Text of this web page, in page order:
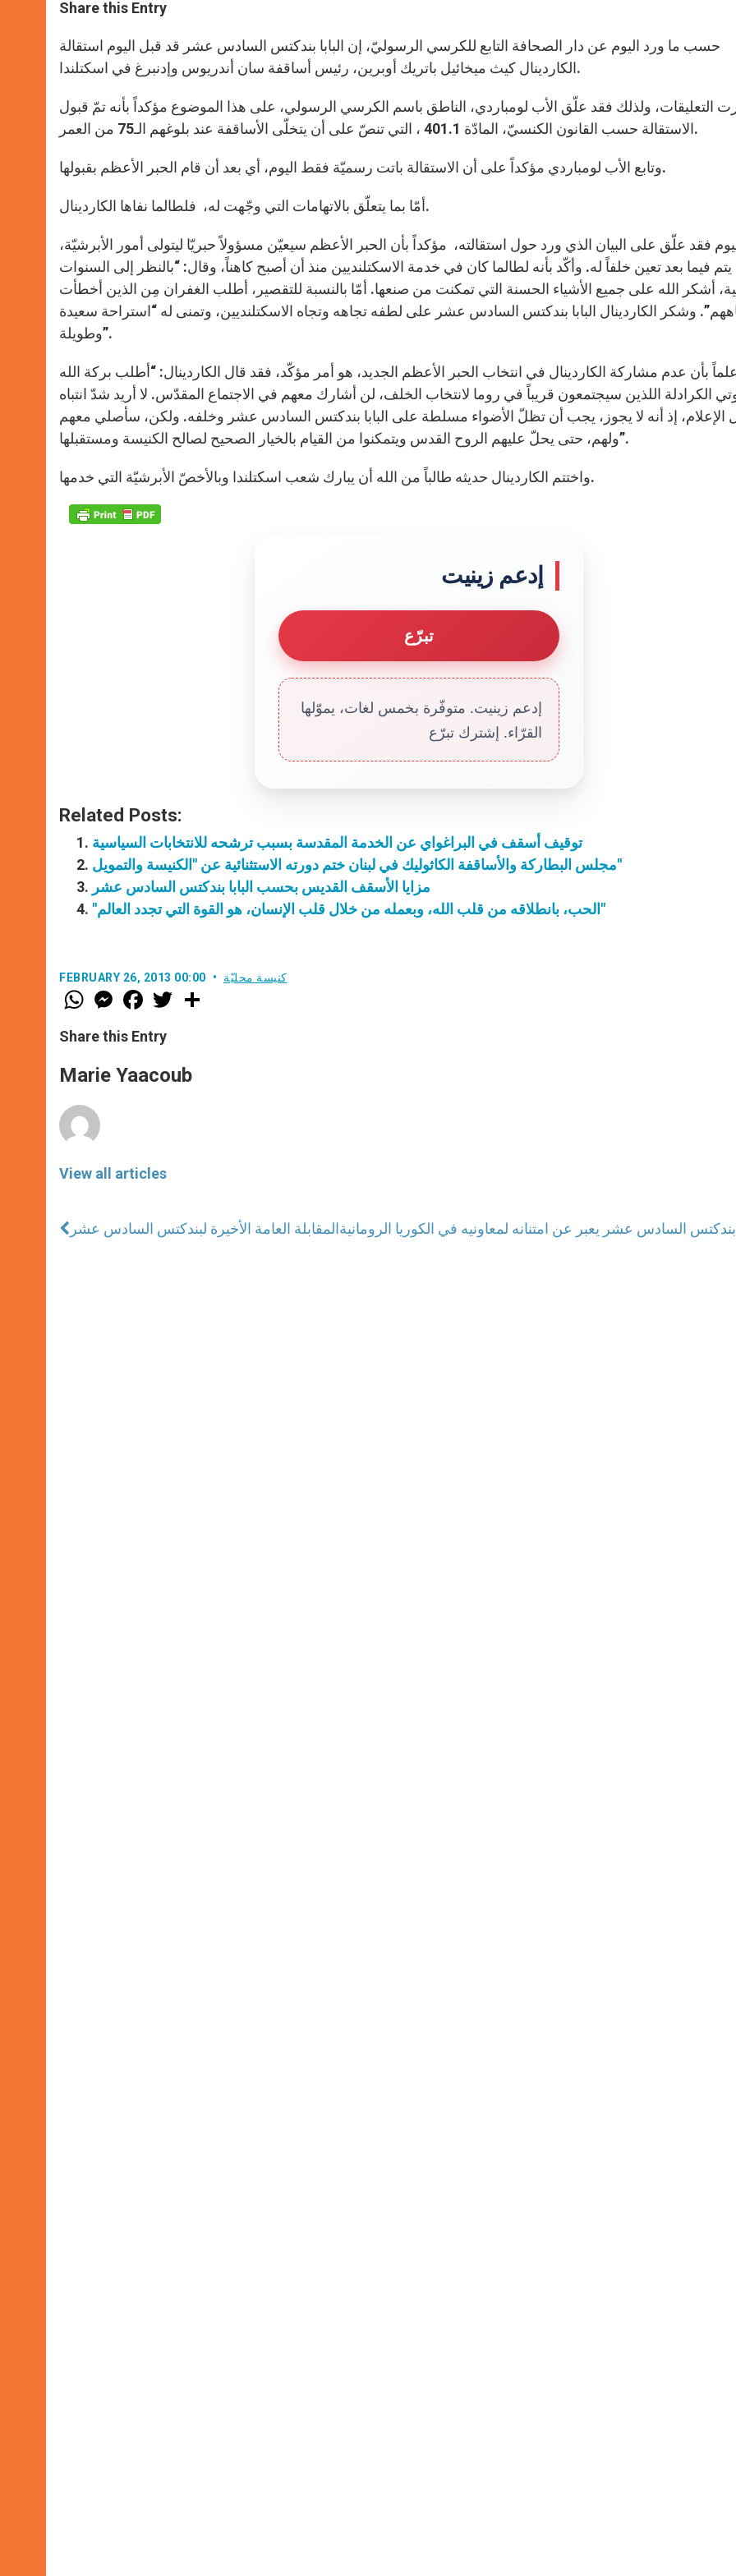
s
p
p
e
g
e
r
b
o
k
r
Share this Entry
حسب ما ورد اليوم عن دار الصحافة التابع للكرسي الرسوليّ، إن البابا بندكتس السادس عشر قد قبل اليوم استقالة
الكاردينال كيث ميخائيل باتريك أوبرين، رئيس أساقفة سان أندريوس وإدنبرغ في اسكتلندا.
التعليقات، ولذلك فقد علّق الأب لومباردي، الناطق باسم الكرسي الرسولي، على هذا الموضوع مؤكداً بأنه تمّ قبول
الاستقالة حسب القانون الكنسيّ، المادّة 401.1 ، التي تنصّ على أن يتخلّى الأساقفة عند بلوغهم الـ75 من العمر.
وتابع الأب لومباردي مؤكداً على أن الاستقالة باتت رسميّة فقط اليوم، أي بعد أن قام الحبر الأعظم بقبولها.
أمّا بما يتعلّق بالاتهامات التي وجّهت له، فلطالما نفاها الكاردينال.
فقد علّق على البيان الذي ورد حول استقالته، مؤكداً بأن الحبر الأعظم سيعيّن مسؤولاً حبريّا ليتولى أمور الأبرشيّة،
فيما بعد تعين خلفاً له. وأكّد بأنه لطالما كان في خدمة الاسكتلنديين منذ أن أصبح كاهناً، وقال: “بالنظر إلى السنوات
أشكر الله على جميع الأشياء الحسنة التي تمكنت من صنعها. أمّا بالنسبة للتقصير، أطلب الغفران مِن الذين أخطأت
وشكر الكاردينال البابا بندكتس السادس عشر على لطفه تجاهه وتجاه الاسكتلنديين، وتمنى له “استراحة سعيدة
وطويلة”.
بأن عدم مشاركة الكاردينال في انتخاب الحبر الأعظم الجديد، هو أمر مؤكّد، فقد قال الكاردينال: “أطلب بركة الله
الكرادلة اللذين سيجتمعون قريباً في روما لانتخاب الخلف، لن أشارك معهم في الاجتماع المقدّس. لا أريد شدّ انتباه
الإعلام، إذ أنه لا يجوز، يجب أن تظلّ الأضواء مسلطة على البابا بندكتس السادس عشر وخلفه. ولكن، سأصلي معهم
ولهم، حتى يحلّ عليهم الروح القدس ويتمكنوا من القيام بالخيار الصحيح لصالح الكنيسة ومستقبلها”.
واختتم الكاردينال حديثه طالباً من الله أن يبارك شعب اسكتلندا وبالأخصّ الأبرشيّة التي خدمها.
إدعم زينيت
تبرّع
إدعم زينيت. متوفّرة بخمس لغات، يموّلها
القرّاء. إشترك تبرّع
Related Posts:
توقيف أسقف في البراغواي عن الخدمة المقدسة بسبب ترشحه للانتخابات السياسية
مجلس البطاركة والأساقفة الكاثوليك في لبنان ختم دورته الاستثنائية عن "الكنيسة والتمويل"
مزايا الأسقف القديس بحسب البابا بندكتس السادس عشر
"الحب، بانطلاقه من قلب الله، وبعمله من خلال قلب الإنسان، هو القوة التي تجدد العالم"
FEBRUARY 26, 2013 00:00 كنيسة محليّة
W
h
t
s
p
p
M
e
s
e
g
e
F
a
e
b
o
k
w
r
Share this Entry
Marie Yaacoub
View all articles
المقابلة العامة الأخيرة لبندكتس السادس عشربندكتس السادس عشر يعبر عن امتنانه لمعاونيه في الكوريا الرومانية